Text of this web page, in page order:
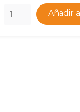
Añadir